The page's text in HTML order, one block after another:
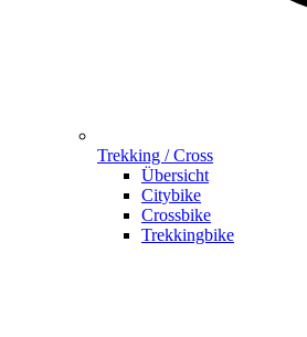
Trekking / Cross
Übersicht
Citybike
Crossbike
Trekkingbike